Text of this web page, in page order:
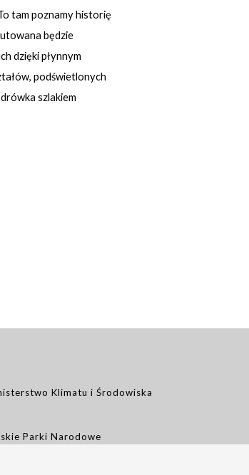
tam poznamy historię
będzie
dzięki płynnym
podświetlonych
szlakiem
Klimatu i Środowiska
Parki Narodowe